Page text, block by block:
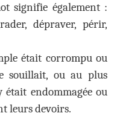
signifie également :
dépraver, périr,
était corrompu ou
souillait, ou au plus
était endommagée ou
leurs devoirs.